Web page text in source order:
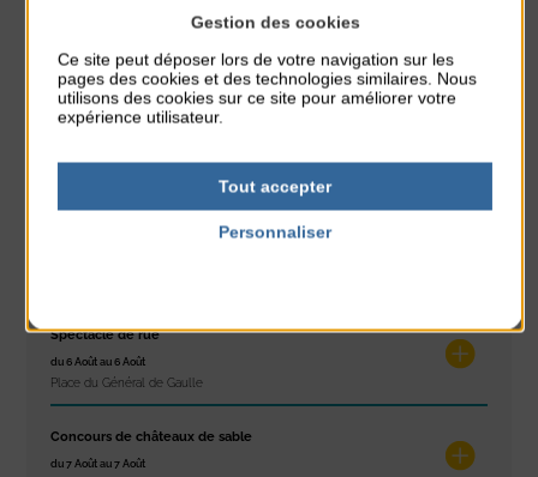
du 3 Août au 7 Août
Plage du passous
Les ateliers d’Isa
Spectacle de rue
du 6 Août au 6 Août
Place du Général de Gaulle
Concours de châteaux de sable
du 7 Août au 7 Août
Gestion des cookies
Ce site peut déposer lors de votre navigation sur les
pages des cookies et des technologies similaires. Nous
utilisons des cookies sur ce site pour améliorer votre
expérience utilisateur.
Tout accepter
Personnaliser